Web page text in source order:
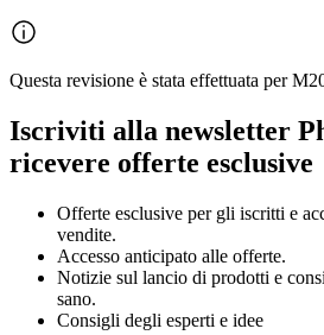
Questa revisione è stata effettuata per
Iscriviti alla newsletter
ricevere offerte esclusive
Offerte esclusive per gli iscritti e
vendite.
Accesso anticipato alle offerte.
Notizie sul lancio di prodotti e
sano.
Consigli degli esperti e idee